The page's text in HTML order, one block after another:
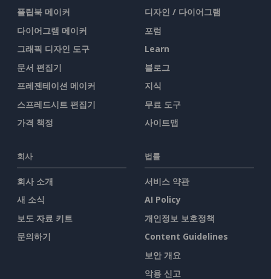
플립북 메이커
다이어그램 메이커
그래픽 디자인 도구
문서 편집기
프레젠테이션 메이커
스프레드시트 편집기
가격 책정
디자인 / 다이어그램
포럼
Learn
블로그
지식
무료 도구
사이트맵
회사
회사 소개
새 소식
보도 자료 키트
문의하기
법률
서비스 약관
AI Policy
개인정보 보호정책
Content Guidelines
보안 개요
악용 신고